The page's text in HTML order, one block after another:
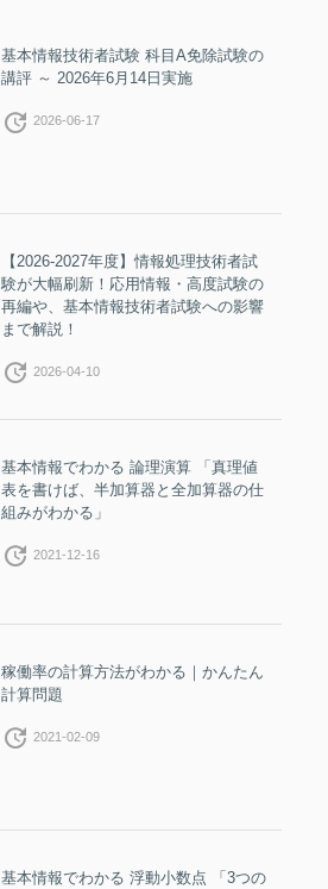
基本情報技術者試験 科目A免除試験の
講評 ～ 2026年6月14日実施
update 2026-06-17
【2026-2027年度】情報処理技術者試
験が大幅刷新！応用情報・高度試験の
再編や、基本情報技術者試験への影響
まで解説！
update 2026-04-10
基本情報でわかる 論理演算 「真理値
表を書けば、半加算器と全加算器の仕
組みがわかる」
update 2021-12-16
稼働率の計算方法がわかる｜かんたん
計算問題
update 2021-02-09
基本情報でわかる 浮動小数点 「3つの